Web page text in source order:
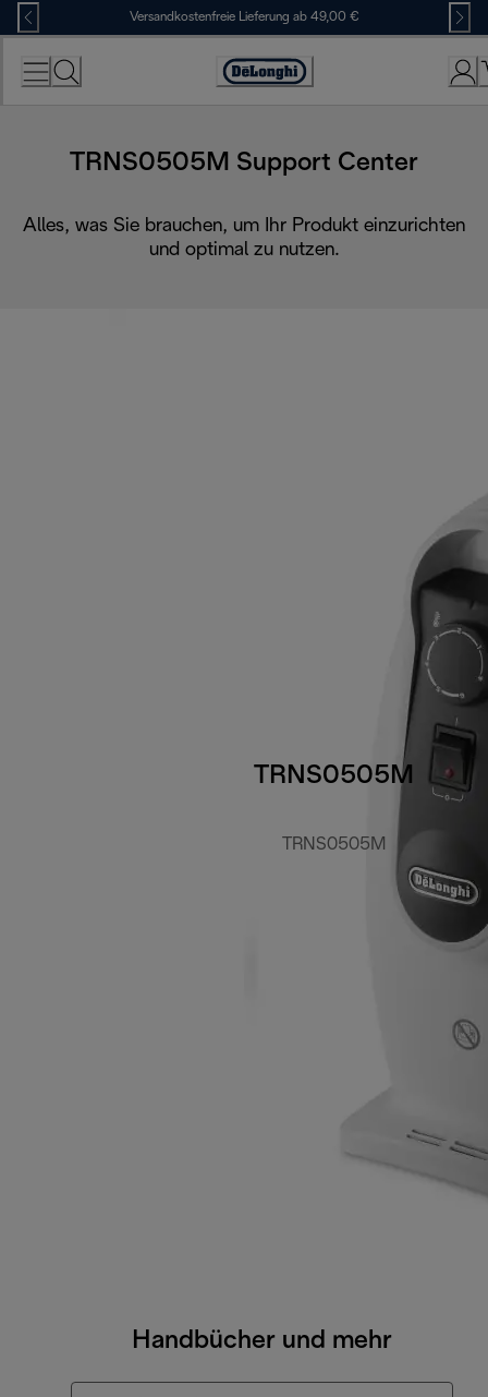
Skip
to
Content
Versandkostenfreie Lieferung ab 49,00 €
Erklärung
TRNS0505M Support Center
Alles, was Sie brauchen, um Ihr Produkt einzurichten
und optimal zu nutzen.
TRNS0505M
TRNS0505M
Handbücher und mehr